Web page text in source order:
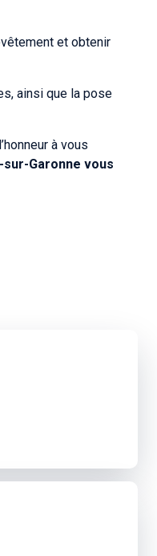
et obtenir
ainsi que la pose
à vous
Garonne vous